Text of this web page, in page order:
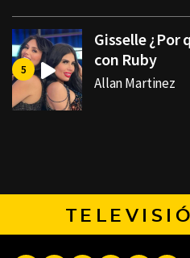
Gisselle ¿Por
con Ruby
Allan Martinez